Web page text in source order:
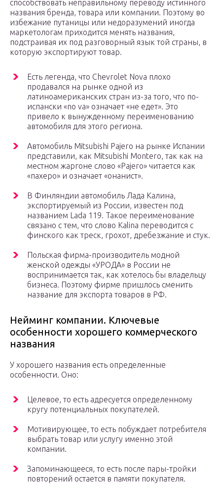
способствовать неправильному переводу истинного
названия бренда, товара или компании. Поэтому во
избежание путаницы или недоразумений иногда
маркетологам приходится менять названия,
подстраивая их под разговорный язык той страны, в
которую экспортируют товар.
Есть легенда, что Chevrolet Nova плохо
продавался на рынке одной из
латиноамериканских стран из-за того, что по-
испански «no va» означает «не едет». Это
привело к вынужденному переименованию
автомобиля для этого региона.
Автомобиль Mitsubishi Pajero на рынке Испании
представили, как Mitsubishi Montero, так как на
местном жаргоне слово «Pajero» читается как
«пахеро» и означает «онанист».
В Финляндии автомобиль Лада Калина,
экспортируемый из России, известен под
названием Lada 119. Такое переименование
связано с тем, что слово Kalina переводится с
финского как треск, грохот, дребезжание и стук.
Польская фирма-производитель модной
женской одежды «УРОДА» в России не
воспринимается так, как хотелось бы владельцу
бизнеса. Поэтому фирме пришлось сменить
название для экспорта товаров в РФ.
Нейминг компании. Ключевые
особенности хорошего коммерческого
названия
У хорошего названия есть определенные
особенности. Оно:
Целевое, то есть адресуется определенному
кругу потенциальных покупателей.
Мотивирующее, то есть побуждает потребителя
выбрать товар или услугу именно этой
компании.
Запоминающееся, то есть после пары-тройки
повторений остается в памяти покупателя.